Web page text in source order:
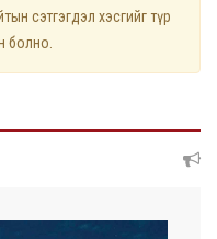
сэтгэгдэл хэсгийг түр
болно.